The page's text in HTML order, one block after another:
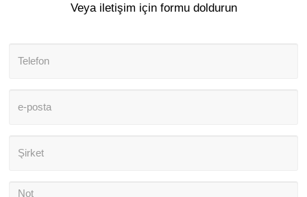
Veya iletişim için formu doldurun